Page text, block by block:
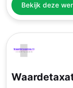
Bekijk deze